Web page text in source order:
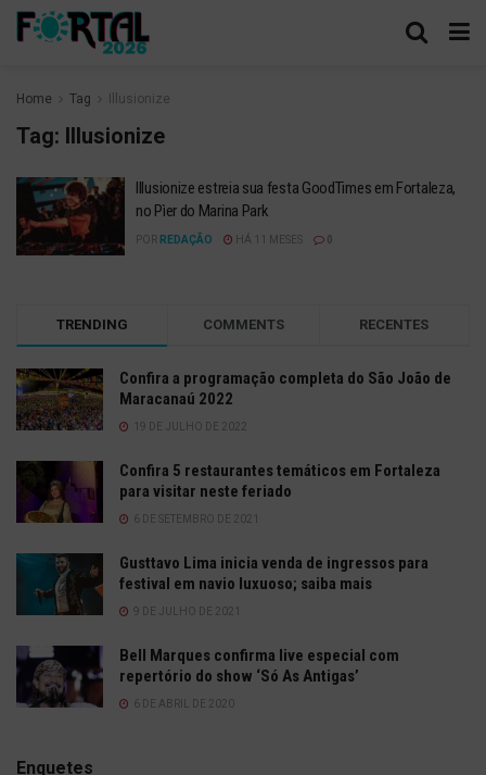
Home Tag Illusionize
Tag: Illusionize
Illusionize estreia sua festa GoodTimes em Fortaleza,
no Pìer do Marina Park
POR REDAÇÃO HÁ 11 MESES
TRENDING COMMENTS RECENTES
Confira a programação completa do São João de
Maracanaú 2022
19 DE JULHO DE 2022
Confira 5 restaurantes temáticos em Fortaleza
para visitar neste feriado
6 DE SETEMBRO DE 2021
Gusttavo Lima inicia venda de ingressos para
festival em navio luxuoso; saiba mais
9 DE JULHO DE 2021
Bell Marques confirma live especial com
repertório do show ‘Só As Antigas’
6 DE ABRIL DE 2020
Enquetes